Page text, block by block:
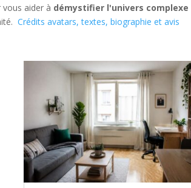
vous aider à démystifier l'univers complexe
Crédits avatars, textes, biographie et avis